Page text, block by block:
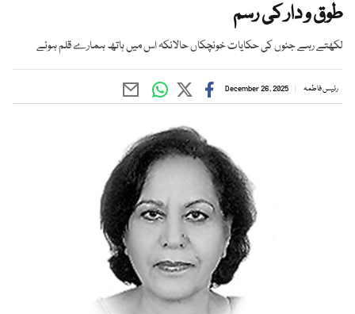
طوق و دار کی رسم
لکھتے رہے جنوں کی حکایات خونچکاں حالانکہ اس میں ہاتھ ہمارے قلم ہوئے
رئیس فاطمہ December 26, 2025